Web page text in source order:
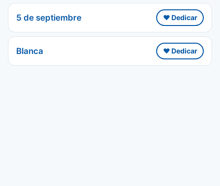
5 de septiembre ❤️ Dedicar
Blanca ❤️ Dedicar